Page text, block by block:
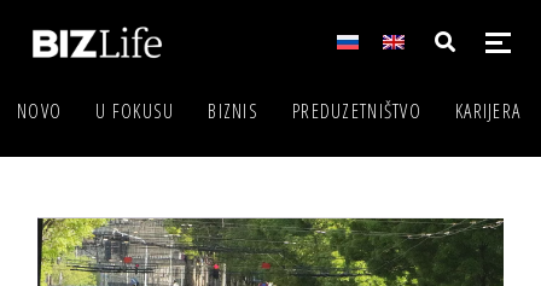
NOVO U FOKUSU BIZNIS PREDUZETNIŠTVO KARIJERA